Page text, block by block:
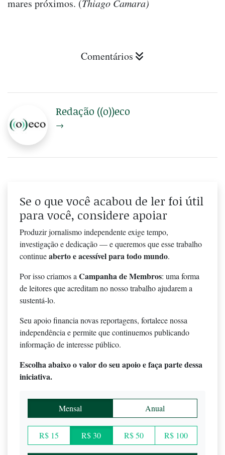
mares próximos. (Thiago Camara)
Comentários
Redação ((o))eco
→
Se o que você acabou de ler foi útil
para você, considere apoiar
Produzir jornalismo independente exige tempo,
investigação e dedicação — e queremos que esse trabalho
continueaberto e acessível para todo mundo.
Por isso criamos a Campanha de Membros: uma forma
de leitores que acreditam no nosso trabalho ajudarem a
sustentá-lo.
Seu apoio financia novas reportagens, fortalece nossa
independência e permite que continuemos publicando
informação de interesse público.
Escolha abaixo o valor do seu apoio e faça parte dessa
iniciativa.
Mensal Anual
R$ 15 R$ 30 R$ 50 R$ 100